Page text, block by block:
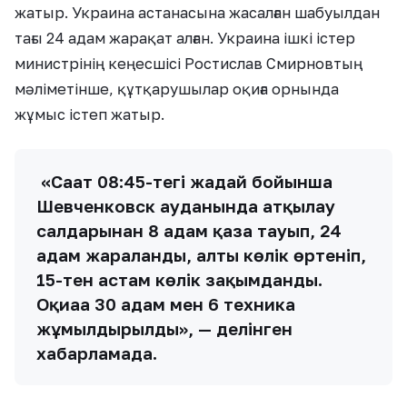
жатыр. Украина астанасына жасалған шабуылдан
тағы 24 адам жарақат алған. Украина ішкі істер
министрінің кеңесшісі Ростислав Смирновтың
мәліметінше, құтқарушылар оқиға орнында
жұмыс істеп жатыр.
«Сағат 08:45-тегі жағдай бойынша
Шевченковск ауданында атқылау
салдарынан 8 адам қаза тауып, 24
адам жараланды, алты көлік өртеніп,
15-тен астам көлік зақымданды.
Оқиғаға 30 адам мен 6 техника
жұмылдырылды», — делінген
хабарламада.